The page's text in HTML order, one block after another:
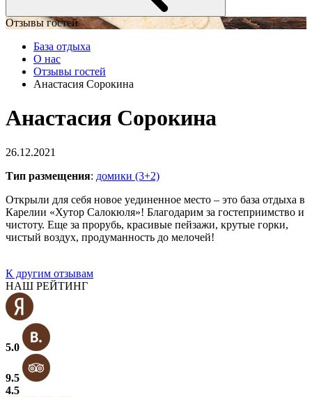
Отзывы гостей
База отдыха
О нас
Отзывы гостей
Анастасия Сорокина
Анастасия Сорокина
26.12.2021
Тип размещения: домики (3+2)
Открыли для себя новое уединенное место – это база отдыха в
Карелии «Хутор Салокюля»! Благодарим за гостеприимство и
чистоту. Еще за прорубь, красивые пейзажи, крутые горки,
чистый воздух, продуманность до мелочей!
К другим отзывам
НАШ РЕЙТИНГ
5.0
9.5
4.5